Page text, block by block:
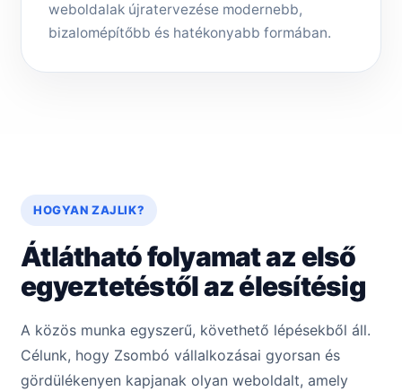
weboldalak újratervezése modernebb,
bizalomépítőbb és hatékonyabb formában.
HOGYAN ZAJLIK?
Átlátható folyamat az első
egyeztetéstől az élesítésig
A közös munka egyszerű, követhető lépésekből áll.
Célunk, hogy Zsombó vállalkozásai gyorsan és
gördülékenyen kapjanak olyan weboldalt, amely